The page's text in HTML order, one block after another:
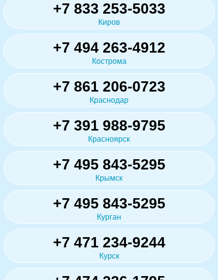
+7 833 253-5033
Киров
+7 494 263-4912
Кострома
+7 861 206-0723
Краснодар
+7 391 988-9795
Красноярск
+7 495 843-5295
Крымск
+7 495 843-5295
Курган
+7 471 234-9244
Курск